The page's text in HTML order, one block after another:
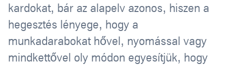
kardokat, bár az alapelv azonos, hiszen a
hegesztés lényege, hogy a
munkadarabokat hővel, nyomással vagy
mindkettővel oly módon egyesítjük, hogy